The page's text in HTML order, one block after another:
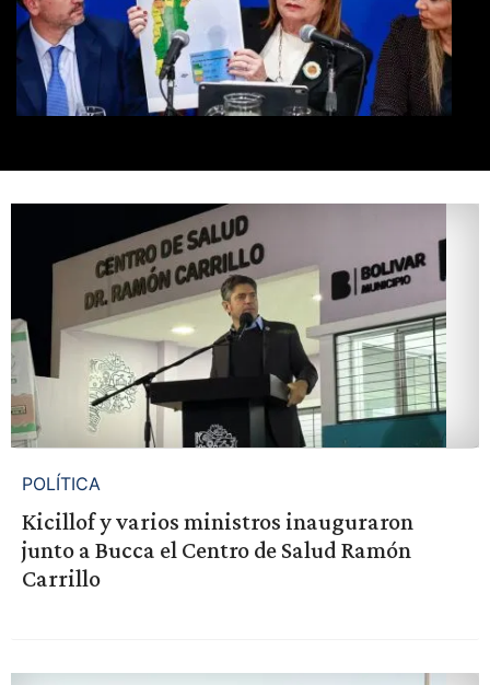
POLÍTICA
Kicillof y varios ministros inauguraron
junto a Bucca el Centro de Salud Ramón
Carrillo